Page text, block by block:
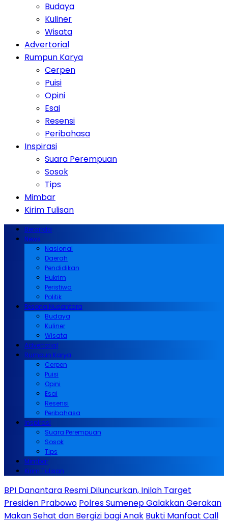
Budaya
Kuliner
Wisata
Advertorial
Rumpun Karya
Cerpen
Puisi
Opini
Esai
Resensi
Peribahasa
Inspirasi
Suara Perempuan
Sosok
Tips
Mimbar
Kirim Tulisan
Beranda
News
Nasional
Daerah
Pendidikan
Hukrim
Peristiwa
Politik
Pesona Nusantara
Budaya
Kuliner
Wisata
Advertorial
Rumpun Karya
Cerpen
Puisi
Opini
Esai
Resensi
Peribahasa
Inspirasi
Suara Perempuan
Sosok
Tips
Mimbar
Kirim Tulisan
BPI Danantara Resmi Diluncurkan, Inilah Target
Presiden Prabowo Polres Sumenep Galakkan Gerakan
Makan Sehat dan Bergizi bagi Anak Bukti Manfaat Call